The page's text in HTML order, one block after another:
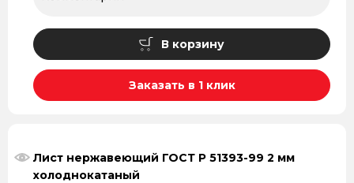
В корзину
Заказать в 1 клик
Лист нержавеющий ГОСТ Р 51393-99 2 мм
холоднокатаный